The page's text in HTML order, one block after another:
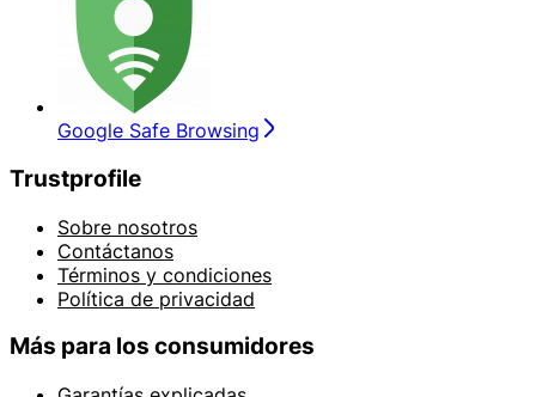
Google Safe Browsing
Trustprofile
Sobre nosotros
Contáctanos
Términos y condiciones
Política de privacidad
Más para los consumidores